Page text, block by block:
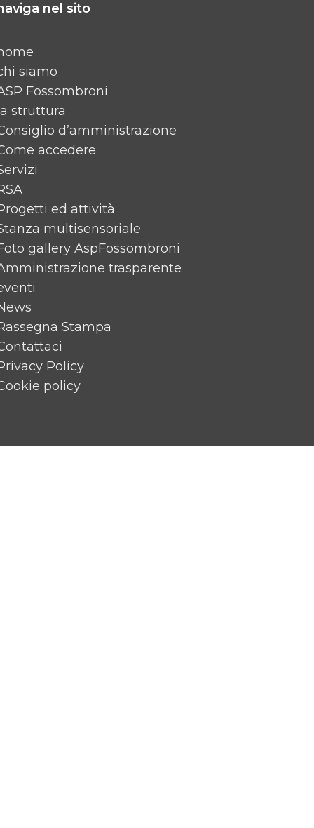
nel sito
siamo
Fossombroni
struttura
d’amministrazione
accedere
ed attività
multisensoriale
gallery AspFossombroni
trasparente
Stampa
Policy
policy